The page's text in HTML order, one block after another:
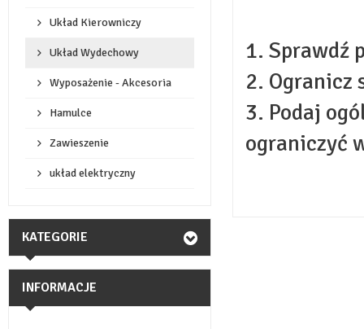
Układ Kierowniczy
Układ Wydechowy
Wyposażenie - Akcesoria
Hamulce
Zawieszenie
układ elektryczny
KATEGORIE
INFORMACJE
1. Sprawdź
2. Ogranicz
3. Podaj
ograniczyć